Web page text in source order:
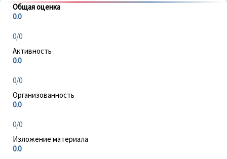
Общая оценка
0.0
0/0
Активность
0.0
0/0
Организованность
0.0
0/0
Изложение материала
0.0